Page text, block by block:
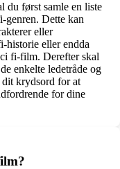
du først samle en liste
genren. Dette kan
eller
historie eller endda
fi-film. Derefter skal
enkelte ledetråde og
dit krydsord for at
for dine